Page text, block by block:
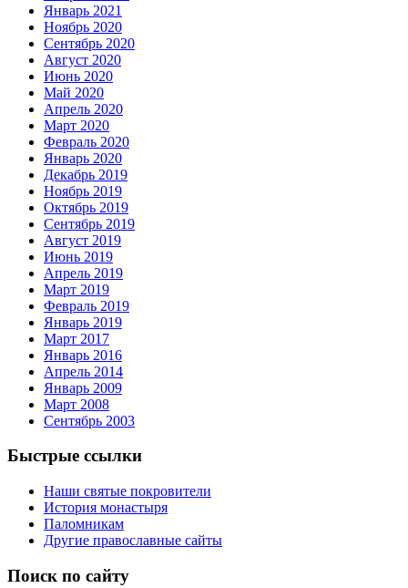
Январь 2021
Ноябрь 2020
Сентябрь 2020
Август 2020
Июнь 2020
Май 2020
Апрель 2020
Март 2020
Февраль 2020
Январь 2020
Декабрь 2019
Ноябрь 2019
Октябрь 2019
Сентябрь 2019
Август 2019
Июнь 2019
Апрель 2019
Март 2019
Февраль 2019
Январь 2019
Март 2017
Январь 2016
Апрель 2014
Январь 2009
Март 2008
Сентябрь 2003
Быстрые ссылки
Наши святые покровители
История монастыря
Паломникам
Другие православные сайты
Поиск по сайту